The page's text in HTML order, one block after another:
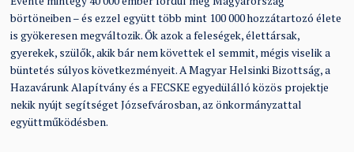
börtöneiben – és ezzel együtt több mint 100 000 hozzátartozó élete
is gyökeresen megváltozik. Ők azok a feleségek, élettársak,
gyerekek, szülők, akik bár nem követtek el semmit, mégis viselik a
büntetés súlyos következményeit. A Magyar Helsinki Bizottság, a
Hazavárunk Alapítvány és a FECSKE egyedülálló közös projektje
nekik nyújt segítséget Józsefvárosban, az önkormányzattal
együttműködésben.